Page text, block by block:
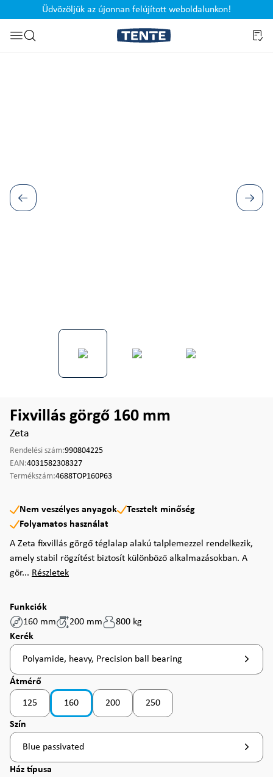
Ugrás a kereséshez
Üdvözöljük az újonnan felújított weboldalunkon!
Fixvillás görgő 160 mm
Zeta
Rendelési szám:990804225
EAN:4031582308327
Termékszám:4688TOP160P63
Nem veszélyes anyagok
Tesztelt minőség
Folyamatos használat
A Zeta fixvillás görgő téglalap alakú talplemezzel rendelkezik,
amely stabil rögzítést biztosít különböző alkalmazásokban. A
gör... Részletek
Funkciók
160 mm
200 mm
800 kg
Válasszon
Kerék
Polyamide, heavy, Precision ball bearing
Válasszon
Átmérő
125 160 200
(Ez az opció jelenleg nem érhető el. )
250
(Ez az opció jelenleg nem érhető
Válasszon
Szín
Blue passivated
Válasszon
Ház típusa